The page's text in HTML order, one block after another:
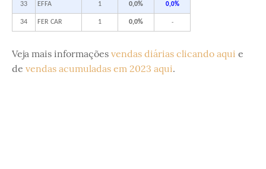
33 EFFA 1 0,0% 0,0%
34 FER CAR 1 0,0% -
Veja mais informações vendas diárias clicando aqui e
de vendas acumuladas em 2023 aqui.